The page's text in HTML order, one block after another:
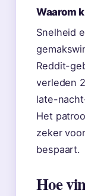
Waarom
Snelheid
Reddit-
verleden
late-
Het
zeker
bespaart.
Hoe